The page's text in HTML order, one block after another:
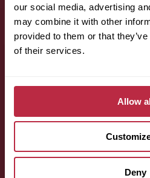
our social media, advertising
may combine it with other
provided to them or that
of their services.
Allow
Deny
E-mail (povinné):
Telefon (povinné):
Odhadovaná plocha